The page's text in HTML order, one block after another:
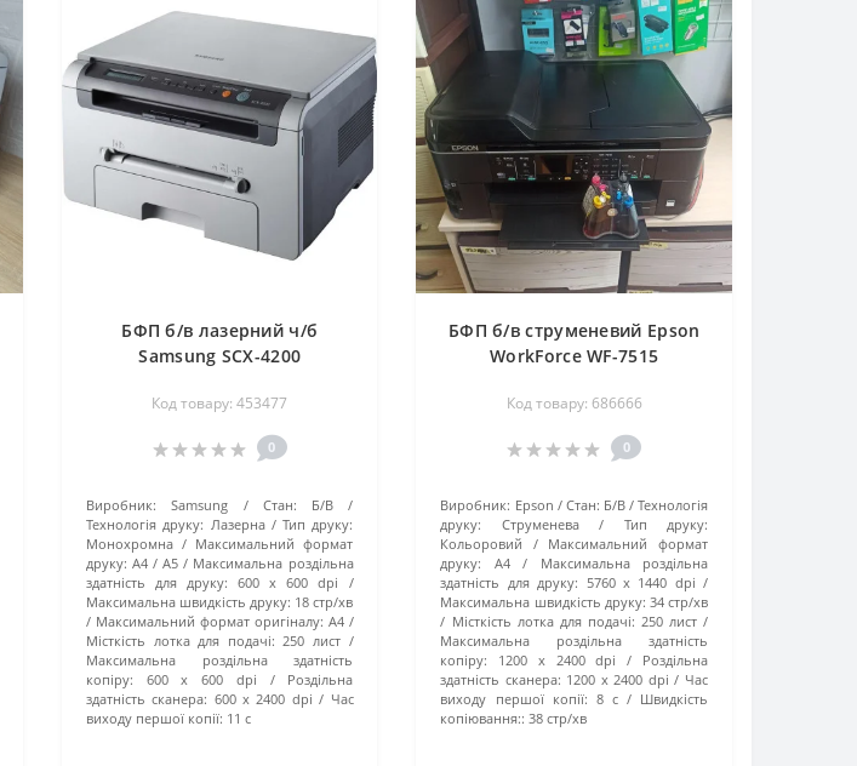
БФП б/в лазерний ч/б
Samsung SCX-4200
Код товару: 453477
0
Виробник: Samsung Стан:
Б/В
Технологія друку: Лазерна
Тип друку:
Монохромна
Максимальний формат
друку: A4 / A5
Максимальна роздільна
здатність для друку:
600 x 600 dpi
Максимальна швидкість друку: 18 стр/хв
Максимальний формат оригіналу: А4
Місткість лотка для подачі: 250 лист
Максимальна роздільна здатність
копіру:
600 х 600 dpi
Роздільна
здатність сканера: 600 x 2400 dpi
Час
виходу першої копії: 11 с
БФП б/в струменевий Epson
WorkForce WF-7515
Код товару: 686666
0
Виробник: Epson Стан: Б/В
Технологія
друку:
Струменева
Тип друку:
Кольоровий
Максимальний формат
друку:
A4
Максимальна роздільна
здатність для друку: 5760 x 1440 dpi
Максимальна швидкість друку: 34 стр/хв
Місткість лотка для подачі: 250 лист
Максимальна роздільна здатність
копіру:
1200 х 2400 dpi
Роздільна
здатність сканера: 1200 x 2400 dpi
Час
виходу першої копії: 8 с
Швидкість
копіювання:: 38 стр/хв